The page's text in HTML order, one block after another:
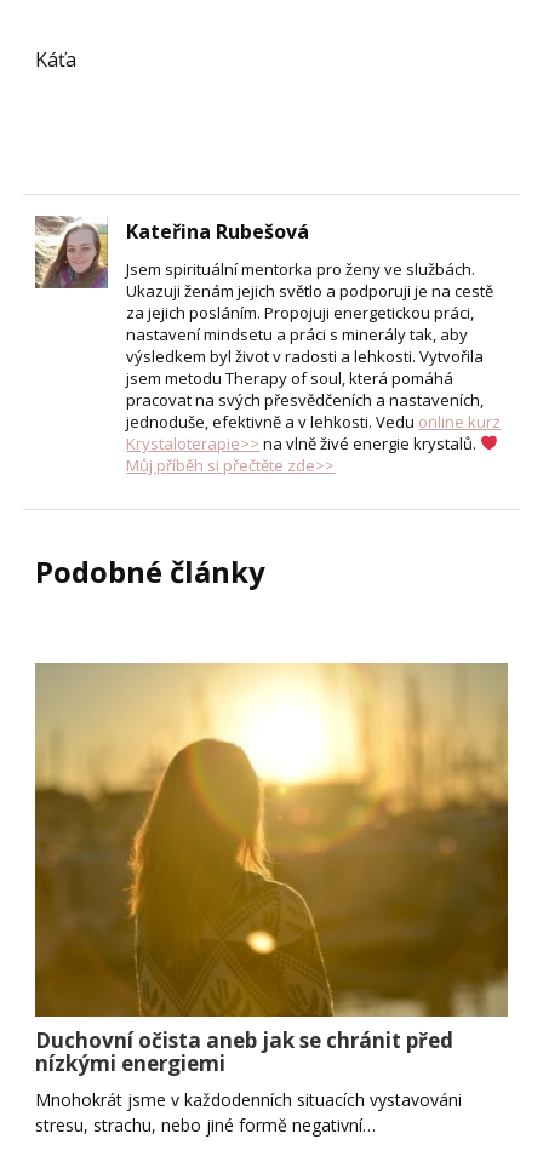
Káťa
Kateřina Rubešová
Jsem spirituální mentorka pro ženy ve službách.
Ukazuji ženám jejich světlo a podporuji je na cestě
za jejich posláním. Propojuji energetickou práci,
nastavení mindsetu a práci s minerály tak, aby
výsledkem byl život v radosti a lehkosti. Vytvořila
jsem metodu Therapy of soul, která pomáhá
pracovat na svých přesvědčeních a nastaveních,
jednoduše, efektivně a v lehkosti. Vedu online kurz
Krystaloterapie>> na vlně živé energie krystalů.
Můj příběh si přečtěte zde>>
Podobné články
Duchovní očista aneb jak se chránit před
nízkými energiemi
Mnohokrát jsme v každodenních situacích vystavováni
stresu, strachu, nebo jiné formě negativní…